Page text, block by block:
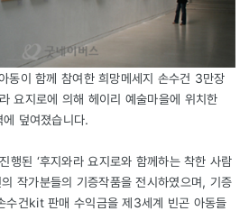
이 함께 참여한 희망메세지 손수건 3만장
요지로에 의해 헤이리 예술마을에 위치한
에 덮여졌습니다.
행된 ‘후지와라 요지로와 함께하는 착한 사람
작가분들의 기증작품을 전시하였으며, 기증
수건kit 판매 수익금을 제3세계 빈곤 아동들